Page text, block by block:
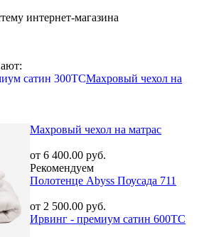
интернет-магазина
Махровый чехол на
Махровый чехол на матрас
от 6 400.00 руб.
Рекомендуем
Полотенце Abyss Поусада 711
от 2 500.00 руб.
Ирвинг - премиум сатин 600ТС